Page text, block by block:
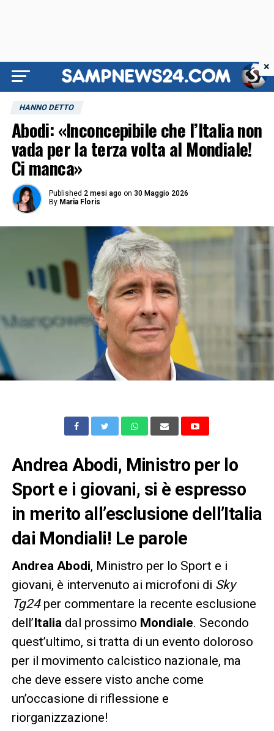
HANNO DETTO
Abodi: «Inconcepibile che l’Italia non
vada per la terza volta al Mondiale!
Ci manca»
Published 2 mesi ago on 30 Maggio 2026
By Maria Floris
Andrea Abodi, Ministro per lo
Sport e i giovani, si è espresso
in merito all’esclusione dell’Italia
dai Mondiali! Le parole
Andrea Abodi, Ministro per lo Sport e i
giovani, è intervenuto ai microfoni di Sky
Tg24per commentare la recente esclusione
dell’Italiadal prossimo Mondiale. Secondo
quest’ultimo, si tratta di un evento doloroso
per il movimento calcistico nazionale, ma
che deve essere visto anche come
un’occasione di riflessione e
riorganizzazione!
×